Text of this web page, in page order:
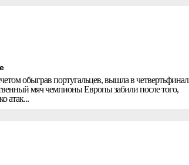
обыграв португальцев, вышла в четвертьфинал
мяч чемпионы Европы забили после того,
атак...